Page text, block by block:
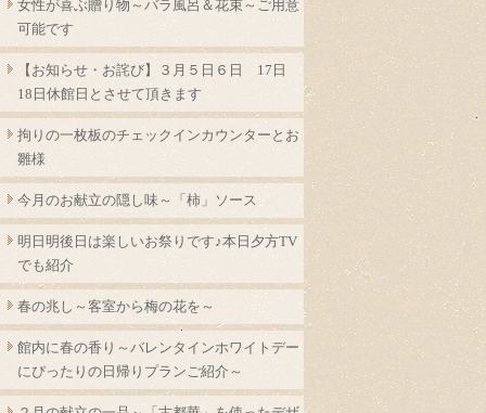
女性が喜ぶ贈り物～バラ風呂＆花束～ご用意
可能です
【お知らせ・お詫び】３月５日６日 17日
18日休館日とさせて頂きます
拘りの一枚板のチェックインカウンターとお
雛様
今月のお献立の隠し味～「柿」ソース
明日明後日は楽しいお祭りです♪本日夕方TV
でも紹介
春の兆し～客室から梅の花を～
館内に春の香り～バレンタインホワイトデー
にぴったりの日帰りプランご紹介～